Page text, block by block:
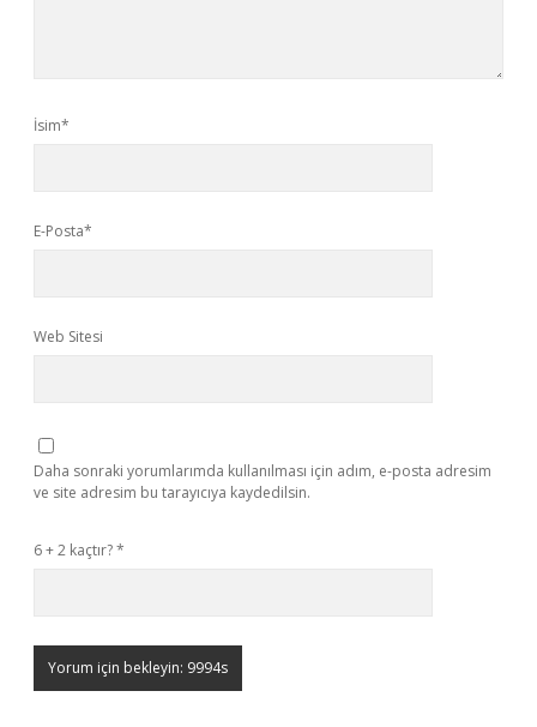
İsim*
E-Posta*
Web Sitesi
Daha sonraki yorumlarımda kullanılması için adım, e-posta adresim
ve site adresim bu tarayıcıya kaydedilsin.
6 + 2 kaçtır?*